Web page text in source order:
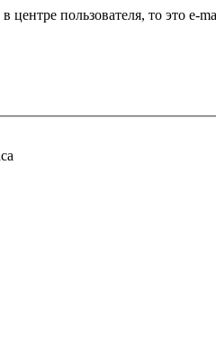
пользователя, то это e-